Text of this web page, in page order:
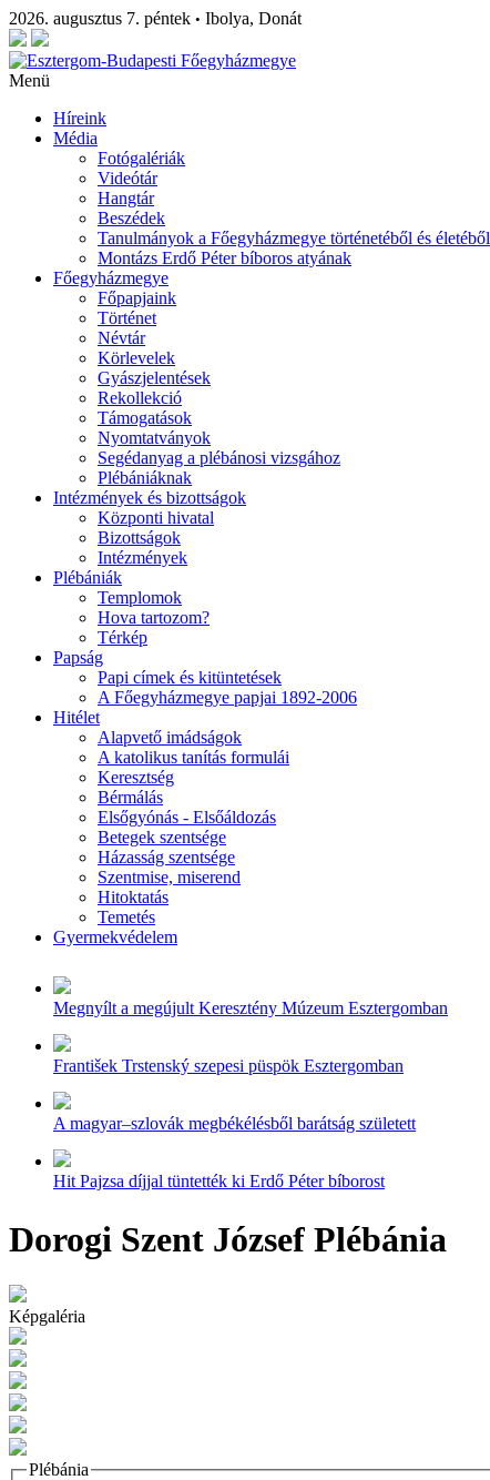
2026. augusztus 7. péntek • Ibolya, Donát
Menü
Híreink
Média
Fotógalériák
Videótár
Hangtár
Beszédek
Tanulmányok a Főegyházmegye történetéből és életéből
Montázs Erdő Péter bíboros atyának
Főegyházmegye
Főpapjaink
Történet
Névtár
Körlevelek
Gyászjelentések
Rekollekció
Támogatások
Nyomtatványok
Segédanyag a plébánosi vizsgához
Plébániáknak
Intézmények és bizottságok
Központi hivatal
Bizottságok
Intézmények
Plébániák
Templomok
Hova tartozom?
Térkép
Papság
Papi címek és kitüntetések
A Főegyházmegye papjai 1892-2006
Hitélet
Alapvető imádságok
A katolikus tanítás formulái
Keresztség
Bérmálás
Elsőgyónás - Elsőáldozás
Betegek szentsége
Házasság szentsége
Szentmise, miserend
Hitoktatás
Temetés
Gyermekvédelem
Megnyílt a megújult Keresztény Múzeum Esztergomban
František Trstenský szepesi püspök Esztergomban
A magyar–szlovák megbékélésből barátság született
Hit Pajzsa díjjal tüntették ki Erdő Péter bíborost
Dorogi Szent József Plébánia
Képgaléria
Plébánia